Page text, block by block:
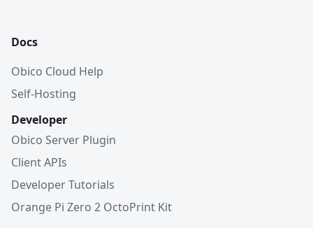
Docs
Obico Cloud Help
Self-Hosting
Developer
Obico Server Plugin
Client APIs
Developer Tutorials
Orange Pi Zero 2 OctoPrint Kit